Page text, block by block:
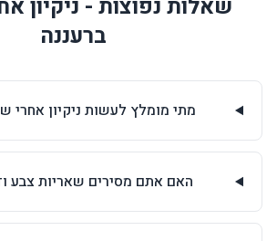
שאלות נפוצות - ניקיון
ברעננה
מתי מומלץ לעשות ניקיון אחרי
האם אתם מסירים שאריות צבע